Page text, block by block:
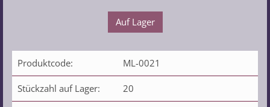
Auf Lager
Produktcode: ML-0021
Stückzahl auf Lager: 20